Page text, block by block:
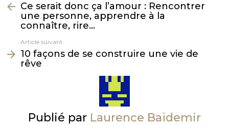
plus
Ce serait donc ça l’amour : Rencontrer
une personne, apprendre à la
connaître, rire…
Article suivant
10 façons de se construire une vie de
rêve
Publié par Laurence Baïdemir